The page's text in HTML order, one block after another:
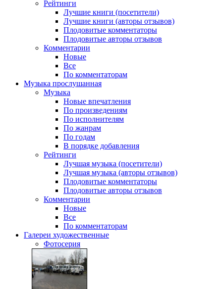
Рейтинги
Лучшие книги (посетители)
Лучшие книги (авторы отзывов)
Плодовитые комментаторы
Плодовитые авторы отзывов
Комментарии
Новые
Все
По комментаторам
Музыка прослушанная
Музыка
Новые впечатления
По произведениям
По исполнителям
По жанрам
По годам
В порядке добавления
Рейтинги
Лучшая музыка (посетители)
Лучшая музыка (авторы отзывов)
Плодовитые комментаторы
Плодовитые авторы отзывов
Комментарии
Новые
Все
По комментаторам
Галереи художественные
Фотосерия